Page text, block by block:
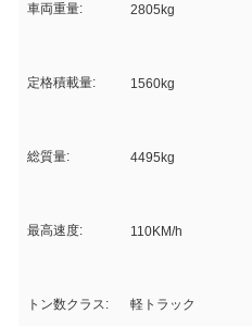
車両重量: 2805kg
定格積載量: 1560kg
総質量: 4495kg
最高速度: 110KM/h
トン数クラス: 軽トラック